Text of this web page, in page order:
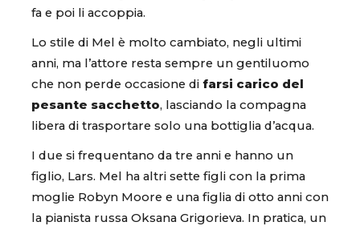
fa e poi li accoppia.
Lo stile di Mel è molto cambiato, negli ultimi
anni, ma l’attore resta sempre un gentiluomo
che non perde occasione di farsi carico del
pesante sacchetto, lasciando la compagna
libera di trasportare solo una bottiglia d’acqua.
I due si frequentano da tre anni e hanno un
figlio, Lars. Mel ha altri sette figli con la prima
moglie Robyn Moore e una figlia di otto anni con
la pianista russa Oksana Grigorieva. In pratica, un